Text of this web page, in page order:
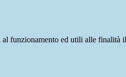
funzionamento ed utili alle finalità